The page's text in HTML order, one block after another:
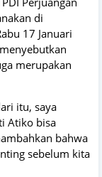
di
17 Januari
merupakan
itu, saya
Atiko bisa
bahwa
sebelum kita